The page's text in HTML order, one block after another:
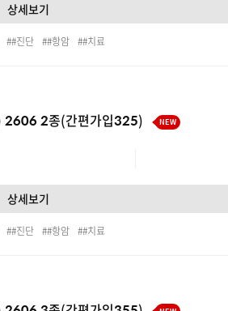
상세보기
#진단 #항암 #치료
2606 2종(간편가입325) NEW
상세보기
#진단 #항암 #치료